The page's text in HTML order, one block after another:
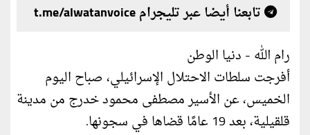
تابعنا أيضا عبر تليجرام t.me/alwatanvoice
رام الله - دنيا الوطن
أفرجت سلطات الاحتلال الإسرائيلي، صباح اليوم
الخميس، عن الأسير مصطفى محمود خدرج من مدينة
قلقيلية، بعد 19 عامًا قضاها في سجونها.